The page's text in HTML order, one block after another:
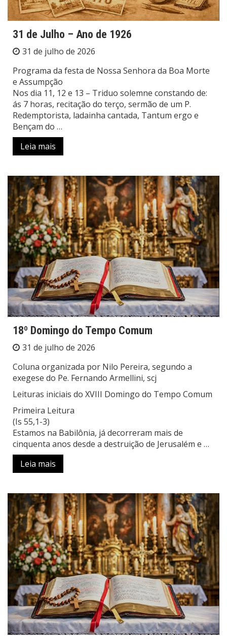
31 de Julho – Ano de 1926
31 de julho de 2026
Programa da festa de Nossa Senhora da Boa Morte
e Assumpção
Nos dia 11, 12 e 13 – Triduo solemne constando de:
ás 7 horas, recitação do terço, sermão de um P.
Redemptorista, ladainha cantada, Tantum ergo e
Bençam do …
Leia mais
18º Domingo do Tempo Comum
31 de julho de 2026
Coluna organizada por Nilo Pereira, segundo a
exegese do Pe. Fernando Armellini, scj
Leituras iniciais do XVIII Domingo do Tempo Comum
Primeira Leitura
(Is 55,1-3)
Estamos na Babilônia, já decorreram mais de
cinquenta anos desde a destruição de Jerusalém e …
Leia mais